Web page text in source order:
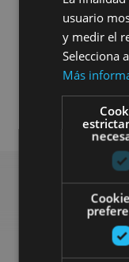
usuario
y medir el
Selecciona
Más